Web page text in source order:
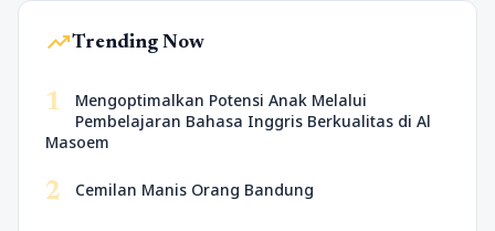
trending_upTrending Now
1
Mengoptimalkan Potensi Anak Melalui
Pembelajaran Bahasa Inggris Berkualitas di Al
Masoem
2 Cemilan Manis Orang Bandung